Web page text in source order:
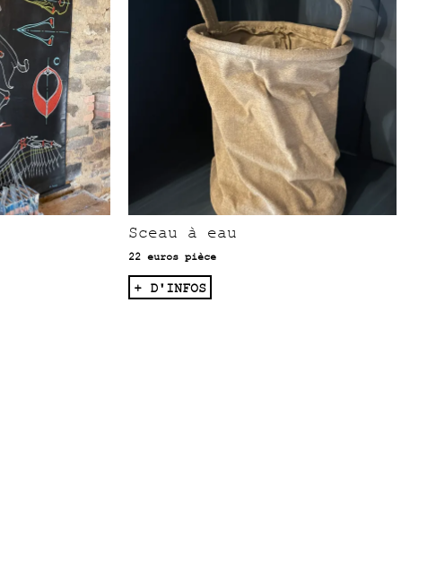
Sceau à eau
22 euros pièce
+ D'INFOS